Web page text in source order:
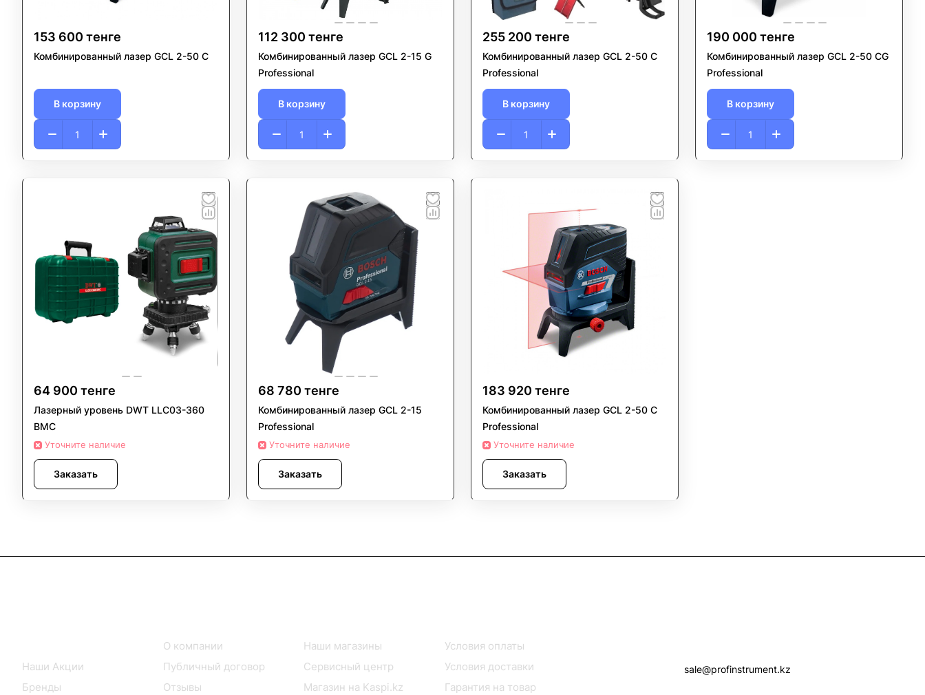
153 600 тенге
Комбинированный лазер GCL 2-50 C
В корзину
112 300 тенге
Комбинированный лазер GCL 2-15 G
Professional
В корзину
255 200 тенге
Комбинированный лазер GCL 2-50 C
Professional
В корзину
190 000 тенге
Комбинированный лазер GCL 2-50 CG
Professional
В корзину
64 900 тенге
Лазерный уровень DWT LLC03-360
BMC
Уточните наличие
Заказать
68 780 тенге
Комбинированный лазер GCL 2-15
Professional
Уточните наличие
Заказать
183 920 тенге
Комбинированный лазер GCL 2-50 C
Professional
Уточните наличие
Заказать
Наши Акции
Бренды
О компании
Публичный договор
Отзывы
Наши магазины
Сервисный центр
Магазин на Kaspi.kz
Условия оплаты
Условия доставки
Гарантия на товар
sale@profinstrument.kz